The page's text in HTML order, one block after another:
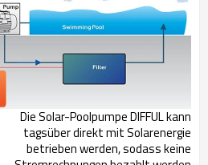
Die Solar-Poolpumpe DIFFUL kann
tagsüber direkt mit Solarenergie
betrieben werden, sodass keine